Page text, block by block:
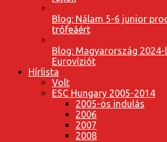
Blog: Nálam 5-6 junior
trófeáért
Blog: Magyarország
Eurovíziót
Hírlista
Volt
ESC Hungary 2005-2014
2005-ös indulás
2006
2007
2008